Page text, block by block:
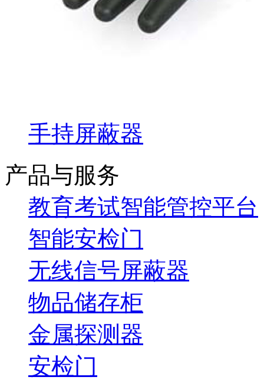
手持屏蔽器
产品与服务
教育考试智能管控平台
智能安检门
无线信号屏蔽器
物品储存柜
金属探测器
安检门